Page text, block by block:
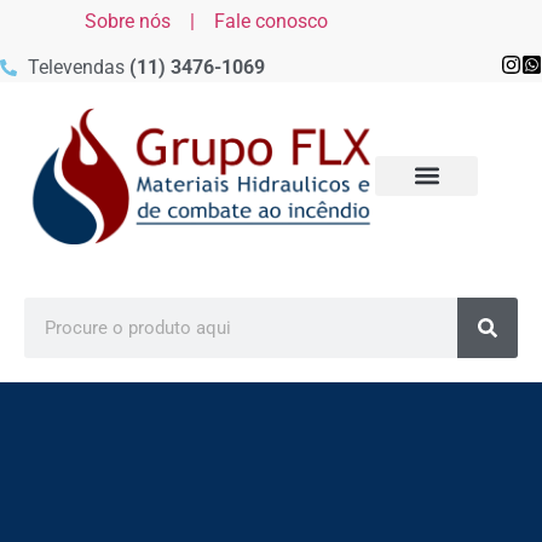
Sobre nós | Fale conosco
Televendas (11) 3476-1069